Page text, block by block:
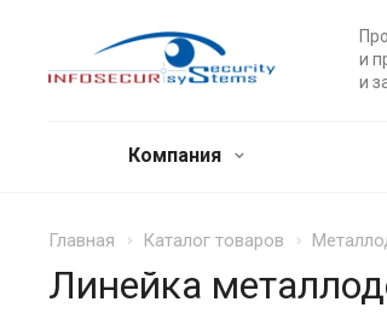
и
и
Компания
Главная Каталог товаров
Линейка